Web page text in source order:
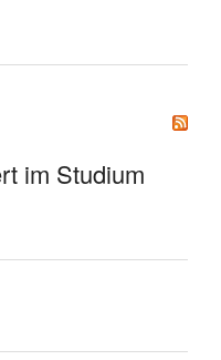
im Studium